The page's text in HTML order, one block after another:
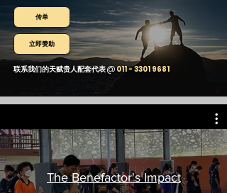
传单
立即赞助
联系我们的天赋贵人配套代表 @011 - 3301 9681
The Benefactor's Impact